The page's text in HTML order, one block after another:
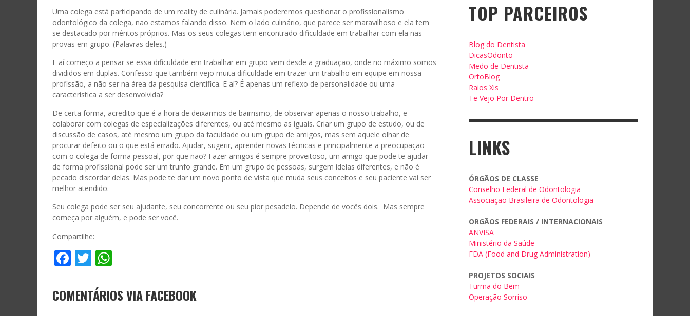
Uma colega está participando de um reality de culinária. Jamais poderemos questionar o profissionalismo
odontológico da colega, não estamos falando disso. Nem o lado culinário, que parece ser maravilhoso e ela tem
se destacado por méritos próprios. Mas os seus colegas tem encontrado dificuldade em trabalhar com ela nas
provas em grupo. (Palavras deles.)
E aí começo a pensar se essa dificuldade em trabalhar em grupo vem desde a graduação, onde no máximo somos
divididos em duplas. Confesso que também vejo muita dificuldade em trazer um trabalho em equipe em nossa
profissão, a não ser na área da pesquisa científica. E aí? É apenas um reflexo de personalidade ou uma
característica a ser desenvolvida?
De certa forma, acredito que é a hora de deixarmos de bairrismo, de observar apenas o nosso trabalho, e
colaborar com colegas de especializações diferentes, ou até mesmo as iguais. Criar um grupo de estudo, ou de
discussão de casos, até mesmo um grupo da faculdade ou um grupo de amigos, mas sem aquele olhar de
procurar defeito ou o que está errado. Ajudar, sugerir, aprender novas técnicas e principalmente a preocupação
com o colega de forma pessoal, por que não? Fazer amigos é sempre proveitoso, um amigo que pode te ajudar
de forma profissional pode ser um trunfo grande. Em um grupo de pessoas, surgem ideias diferentes, e não é
pecado discordar delas. Mas pode te dar um novo ponto de vista que muda seus conceitos e seu paciente vai ser
melhor atendido.
Seu colega pode ser seu ajudante, seu concorrente ou seu pior pesadelo. Depende de vocês dois. Mas sempre
começa por alguém, e pode ser você.
Compartilhe:
Facebook
Twitter
COMENTÁRIOS VIA FACEBOOK
TOP PARCEIROS
Blog do Dentista
DicasOdonto
Medo de Dentista
OrtoBlog
Raios Xis
Te Vejo Por Dentro
LINKS
ÓRGÃOS DE CLASSE
Conselho Federal de Odontologia
Associação Brasileira de Odontologia
ORGÃOS FEDERAIS / INTERNACIONAIS
ANVISA
Ministério da Saúde
FDA (Food and Drug Administration)
PROJETOS SOCIAIS
Turma do Bem
Operação Sorriso